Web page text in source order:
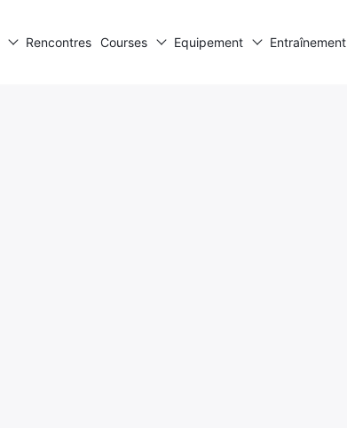
Rencontres Courses Equipement Entraînement